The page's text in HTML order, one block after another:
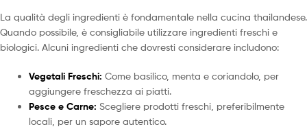
La qualità degli ingredienti è fondamentale nella cucina thailandese.
Quando possibile, è consigliabile utilizzare ingredienti freschi e
biologici. Alcuni ingredienti che dovresti considerare includono:
Vegetali Freschi: Come basilico, menta e coriandolo, per
aggiungere freschezza ai piatti.
Pesce e Carne: Scegliere prodotti freschi, preferibilmente
locali, per un sapore autentico.